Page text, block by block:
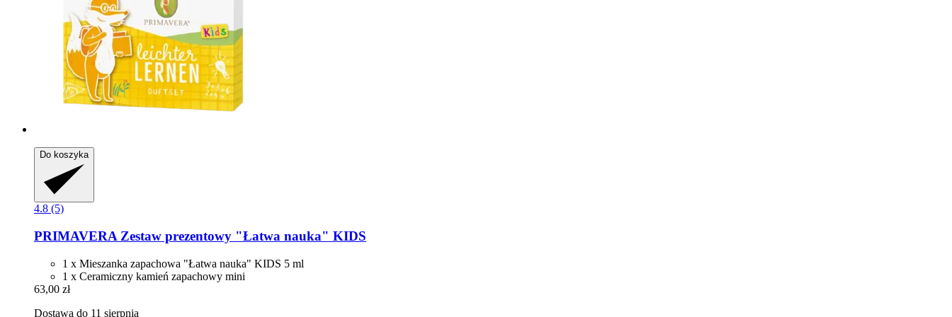
Do koszyka
4.8 (5)
PRIMAVERA Zestaw prezentowy "Łatwa nauka" KIDS
1 x Mieszanka zapachowa "Łatwa nauka" KIDS 5 ml
1 x Ceramiczny kamień zapachowy mini
63,00 zł
Dostawa do 11 sierpnia